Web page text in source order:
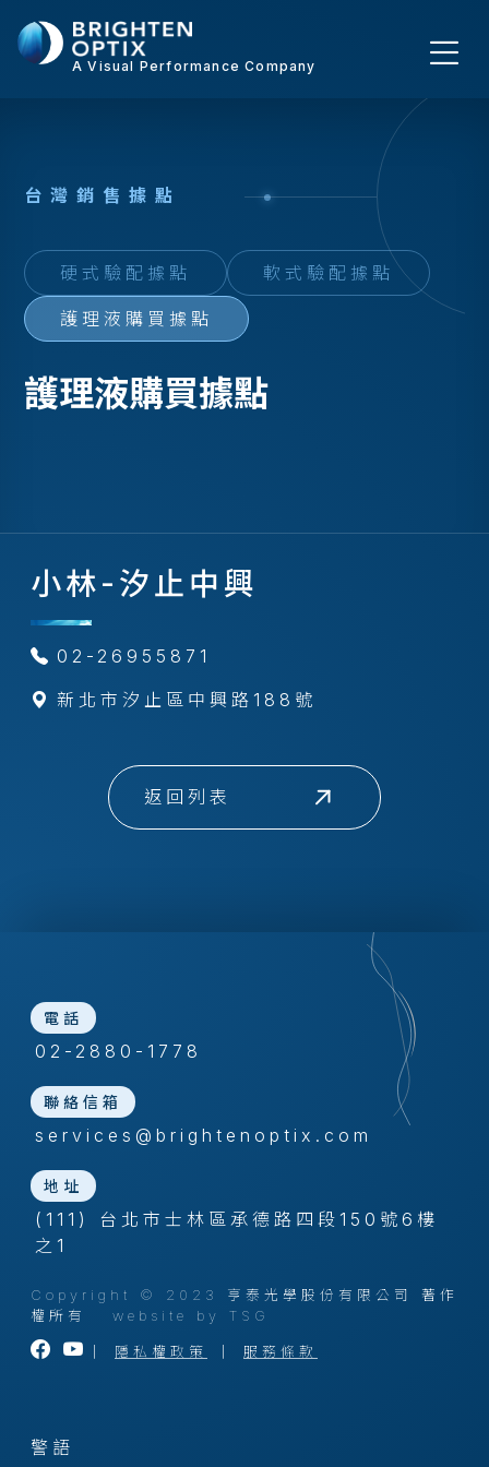
A Visual Performance Company
台灣銷 售據點
硬式驗配據點 軟式驗配據點
護理液購買據點
護理液購買據點
小林-汐止中興
02-26955871
新北市汐止區中興路188號
返回列表
電話
02-2880-1778
聯絡信箱
services@brightenoptix.com
地址
(111) 台北市士林區承德路四段150號6樓
之1
Copyright © 2023 亨泰光學股份有限公司 著作
權所有 website by TSG
隱私權政策 服務條款
警語